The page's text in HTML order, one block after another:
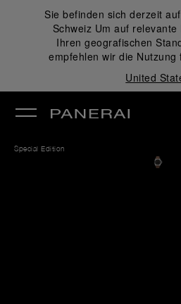
Sie befinden sich derzeit
Schweiz Um auf
Ihren geografischen
empfehlen wir die Nutzung
United
Special Edition